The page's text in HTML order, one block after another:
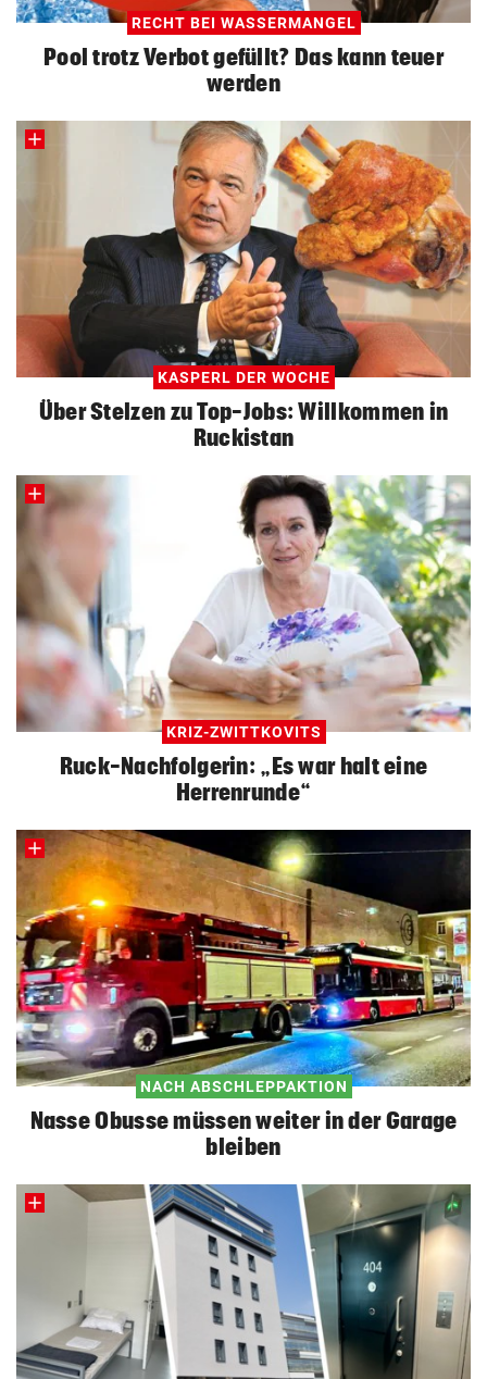
RECHT BEI WASSERMANGEL
Pool trotz Verbot gefüllt? Das kann teuer
werden
KASPERL DER WOCHE
Über Stelzen zu Top-Jobs: Willkommen in
Ruckistan
KRIZ-ZWITTKOVITS
Ruck-Nachfolgerin: „Es war halt eine
Herrenrunde“
NACH ABSCHLEPPAKTION
Nasse Obusse müssen weiter in der Garage
bleiben